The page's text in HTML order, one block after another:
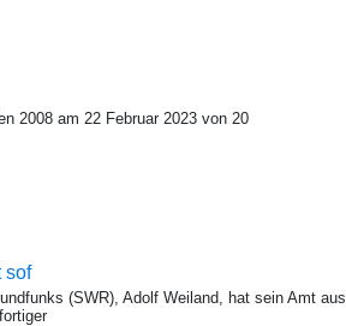
2008 am 22 Februar 2023 von 20
sof
(SWR), Adolf Weiland, hat sein Amt aus